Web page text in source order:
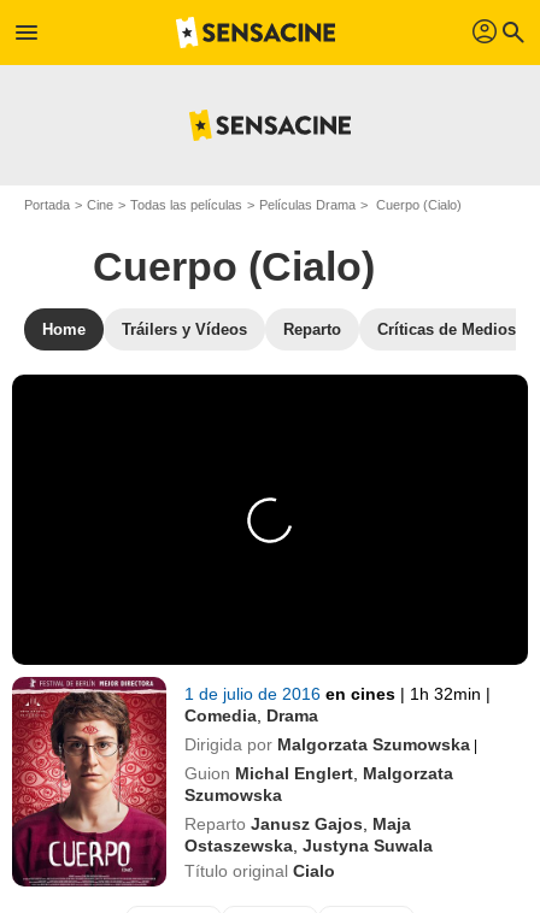
menu profil search
Portada Cine Todas las películas Películas Drama Cuerpo (Cialo)
Cuerpo (Cialo)
Home Tráilers y Vídeos Reparto Críticas de Medios
1 de julio de 2016en cines | 1h 32min |
Comedia Drama
Dirigida por Malgorzata Szumowska |
Guion Michal Englert Malgorzata
Szumowska
Reparto Janusz Gajos
Maja
Ostaszewska ,Justyna Suwala
Título originalCialo